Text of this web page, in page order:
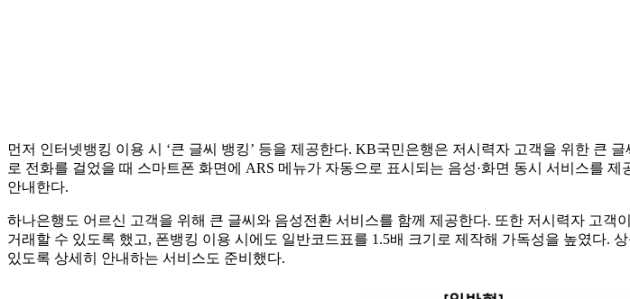
먼저 인터넷뱅킹 이용 시 ‘큰 글씨 뱅킹’ 등을 제공한다. KB국민은행은 저시력자 고객을 위한 큰
로 전화를 걸었을 때 스마트폰 화면에 ARS 메뉴가 자동으로 표시되는 음성·화면 동시 서비스를
안내한다.
하나은행도 어르신 고객을 위해 큰 글씨와 음성전환 서비스를 함께 제공한다. 또한 저시력자 고
거래할 수 있도록 했고, 폰뱅킹 이용 시에도 일반코드표를 1.5배 크기로 제작해 가독성을 높였다.
있도록 상세히 안내하는 서비스도 준비했다.